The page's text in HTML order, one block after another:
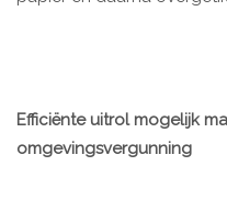
Efficiënte uitrol mogelijk
omgevingsvergunning